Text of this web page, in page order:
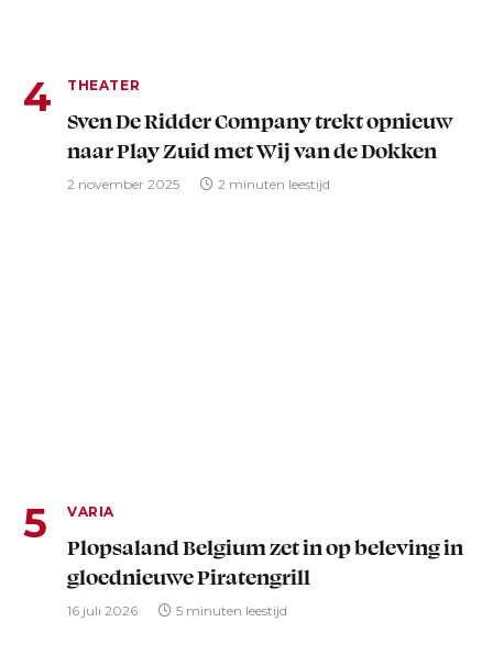
THEATER
Sven De Ridder Company trekt opnieuw
naar Play Zuid met Wij van de Dokken
2 november 2025 2 minuten leestijd
VARIA
Plopsaland Belgium zet in op beleving in
gloednieuwe Piratengrill
16 juli 2026 5 minuten leestijd